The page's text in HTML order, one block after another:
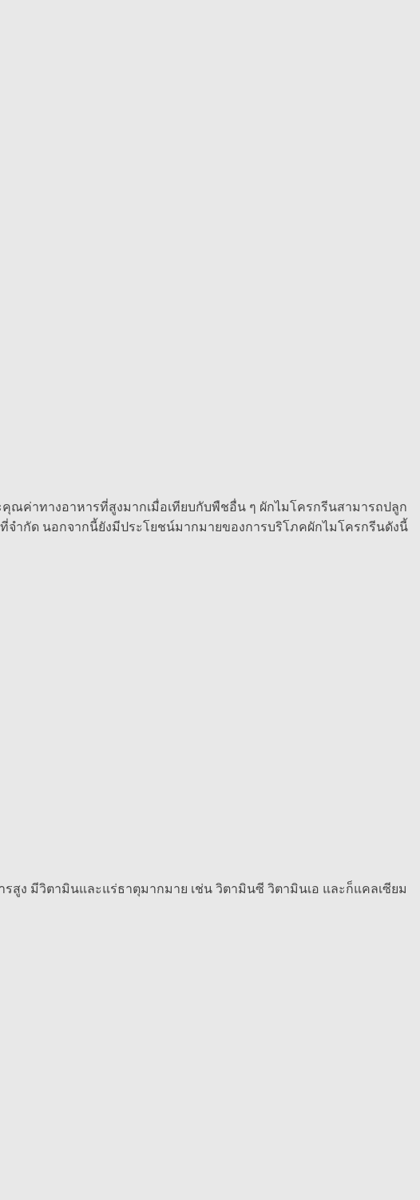
คุณค่าทางอาหารที่สูงมากเมื่อเทียบกับพืชอื่น ๆ ผักไมโครกรีนสามารถปลูก
ำกัด นอกจากนี้ยังมีประโยชน์มากมายของการบริโภคผักไมโครกรีนดังนี้
มีวิตามินและแร่ธาตุมากมาย เช่น วิตามินซี วิตามินเอ และก็แคลเซียม